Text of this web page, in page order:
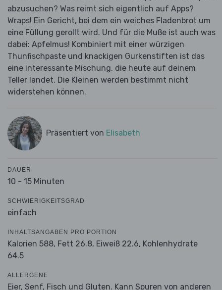
abzusuchen? Was reimt sich eigentlich auf Apps?
Wraps! Ein Gericht, bei dem ein weiches Fladenbrot um
eine Füllung gerollt wird. Und für die Muße ist auch was
dabei: Apfelmus! Kombiniert mit einer würzigen
Thunfischpaste und knackigen Gurkenstiften ist das
eine interessante Mischung, die heute auf deinem
Teller landet. Die Kleinen werden bestimmt nicht
widerstehen können.
Präsentiert von Elisabeth
DAUER
10 - 15 Minuten
SCHWIERIGKEITSGRAD
einfach
INHALTSANGABEN PRO PORTION
Kalorien 588, Fett 26.8, Eiweiß 22.6, Kohlenhydrate
64.5
ALLERGENE
Eier, Senf, Fisch und Gluten. Kann Spuren von anderen